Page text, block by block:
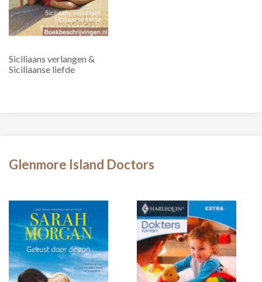
Siciliaans verlangen &
Siciliaanse liefde
Glenmore Island Doctors